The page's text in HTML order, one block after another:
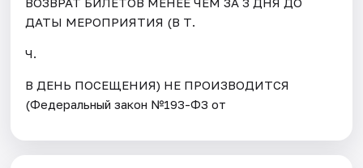
ДАТЫ МЕРОПРИЯТИЯ (В Т.
Ч.
В ДЕНЬ ПОСЕЩЕНИЯ) НЕ ПРОИЗВОДИТСЯ
(Федеральный закон №193-ФЗ от